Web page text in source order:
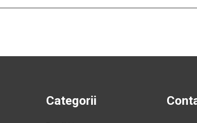
Categorii